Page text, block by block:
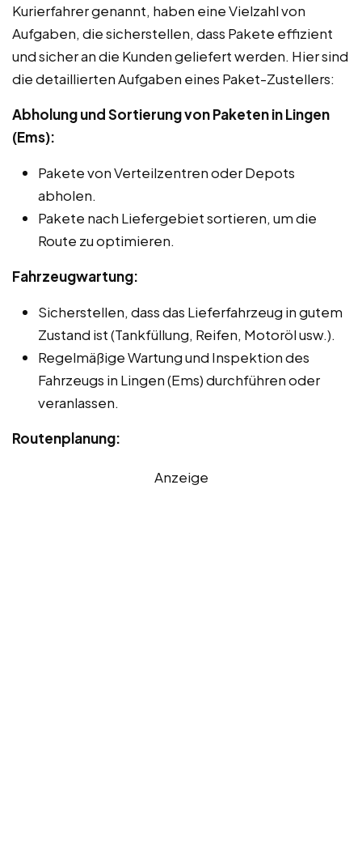
Kurierfahrer genannt, haben eine Vielzahl von
Aufgaben, die sicherstellen, dass Pakete effizient
und sicher an die Kunden geliefert werden. Hier sind
die detaillierten Aufgaben eines Paket-Zustellers:
Abholung und Sortierung von Paketen in Lingen
(Ems):
Pakete von Verteilzentren oder Depots
abholen.
Pakete nach Liefergebiet sortieren, um die
Route zu optimieren.
Fahrzeugwartung:
Sicherstellen, dass das Lieferfahrzeug in gutem
Zustand ist (Tankfüllung, Reifen, Motoröl usw.).
Regelmäßige Wartung und Inspektion des
Fahrzeugs in Lingen (Ems) durchführen oder
veranlassen.
Routenplanung:
Anzeige